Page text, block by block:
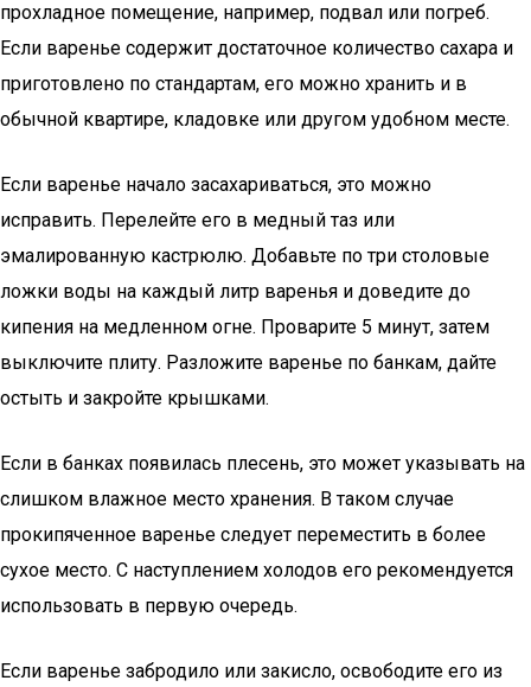
прохладное помещение, например, подвал или погреб.
Если варенье содержит достаточное количество сахара и
приготовлено по стандартам, его можно хранить и в
обычной квартире, кладовке или другом удобном месте.
Если варенье начало засахариваться, это можно
исправить. Перелейте его в медный таз или
эмалированную кастрюлю. Добавьте по три столовые
ложки воды на каждый литр варенья и доведите до
кипения на медленном огне. Проварите 5 минут, затем
выключите плиту. Разложите варенье по банкам, дайте
остыть и закройте крышками.
Если в банках появилась плесень, это может указывать на
слишком влажное место хранения. В таком случае
прокипяченное варенье следует переместить в более
сухое место. С наступлением холодов его рекомендуется
использовать в первую очередь.
Если варенье забродило или закисло, освободите его из